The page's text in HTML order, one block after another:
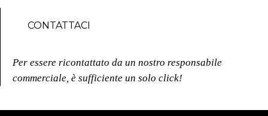
CONTATTACI
Per essere ricontattato da un nostro responsabile
commerciale, è sufficiente un solo click!